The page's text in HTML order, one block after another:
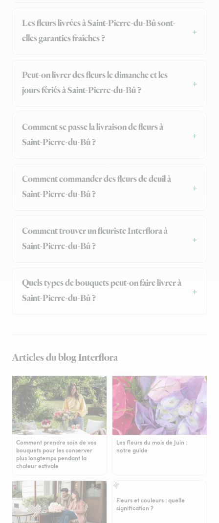
Les fleurs livrées à Saint-Pierre-du-Bû sont-
elles garanties fraîches ?
Peut-on livrer des fleurs le dimanche et les
jours fériés à Saint-Pierre-du-Bû ?
Comment se passe la livraison de fleurs à
Saint-Pierre-du-Bû ?
Comment commander des fleurs de deuil à
Saint-Pierre-du-Bû ?
Comment trouver un fleuriste Interflora à
Saint-Pierre-du-Bû ?
Quels types de bouquets peut-on faire livrer à
Saint-Pierre-du-Bû ?
Articles du blog Interflora
Comment prendre soin de vos
bouquets pour les conserver
plus longtemps pendant la
chaleur estivale
Les fleurs du mois de Juin :
notre guide
Fleurs et couleurs : quelle
signification ?